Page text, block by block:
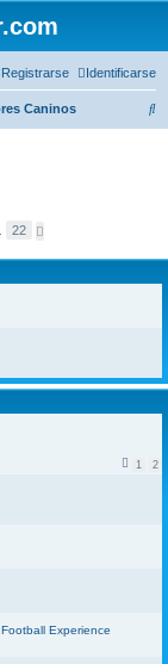
Identificarse
Registrarse
Caninos
B
22
g
i
1 2
Experience